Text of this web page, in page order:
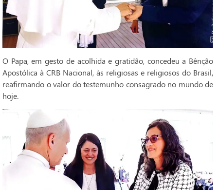
O Papa, em gesto de acolhida e gratidão, concedeu a Bênção
Apostólica à CRB Nacional, às religiosas e religiosos do Brasil,
reafirmando o valor do testemunho consagrado no mundo de
hoje.